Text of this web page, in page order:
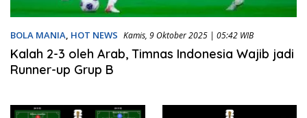
BOLA MANIA, HOT NEWS Kamis, 9 Oktober 2025 | 05:42 WIB
Kalah 2-3 oleh Arab, Timnas Indonesia Wajib jadi
Runner-up Grup B